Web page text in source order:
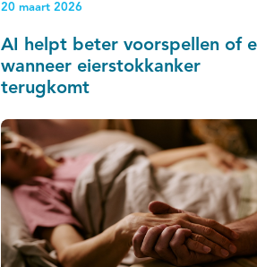
medische inzet. Het onderzoek laat
bovendien zien hoe real-world data
kunnen bijdragen aan beter
geïnformeerde behandelkeuzes en meer
20 maart 2026
AI helpt beter voorspellen of
wanneer eierstokkanker
terugkomt